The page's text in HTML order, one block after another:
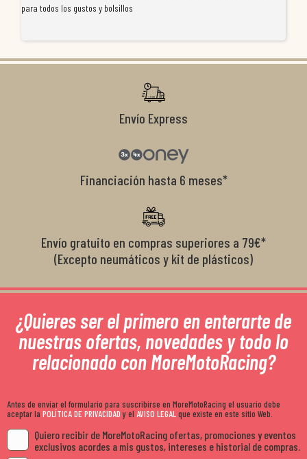
para todos los gustos y bolsillos
Envío Express
Financiación hasta 6 meses*
Envío gratuito en compras superiores a 79€*
(Excepto neumáticos y kit de plásticos)
¿Quieres ser el primero en enterarte de
nuestras ofertas, novedades y todo lo
relacionado con MoreMotoRacing?
Antes de enviar el formulario para suscribirse en MoreMotoRacing el usuario debe
aceptar la POLÍTICA DE PRIVACIDADy el AVISO LEGALque existe en este sitio Web.
Quiero recibir de MoreMotoRacing ofertas, promociones y eventos
exclusivos acordes a mis gustos, intereses e historial de compras.